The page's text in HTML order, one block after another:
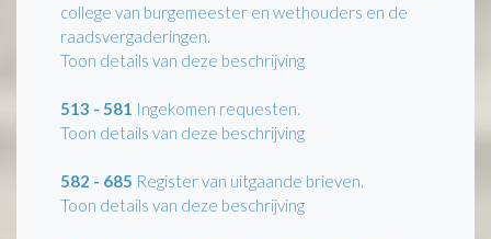
college van burgemeester en wethouders en de
raadsvergaderingen.
Toon details van deze beschrijving
513 - 581 Ingekomen requesten.
Toon details van deze beschrijving
582 - 685 Register van uitgaande brieven.
Toon details van deze beschrijving